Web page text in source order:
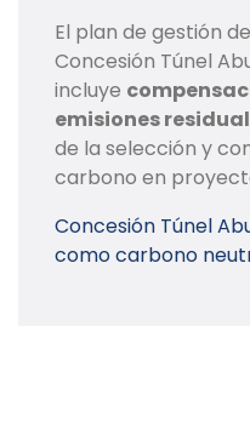
El plan de gestión
Concesión Túnel
incluye
emisiones
de la selección y
carbono en
Concesión Túnel
como carbono